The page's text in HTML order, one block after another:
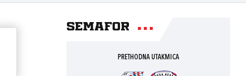
Semafor
PRETHODNA UTAKMICA